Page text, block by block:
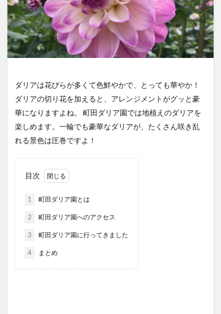
ダリアは花びらが多くて色鮮やかで、とっても華やか！
ダリアの切り花を加えると、アレンジメントがグッと豪
華になりますよね。 町田ダリア園では地植えのダリアを
楽しめます。一輪でも豪華なダリアが、たくさん咲き乱
れる景色は圧巻ですよ！
目次
1 町田ダリア園とは
2 町田ダリア園へのアクセス
3 町田ダリア園に行ってきました
4 まとめ